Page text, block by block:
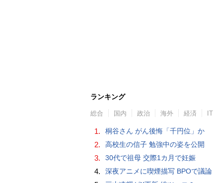
ランキング
総合 国内 政治 海外 経済 IT
1. 桐谷さん がん後悔「千円位」か
2. 高校生の信子 勉強中の姿を公開
3. 30代で祖母 交際1カ月で妊娠
4. 深夜アニメに喫煙描写 BPOで議論